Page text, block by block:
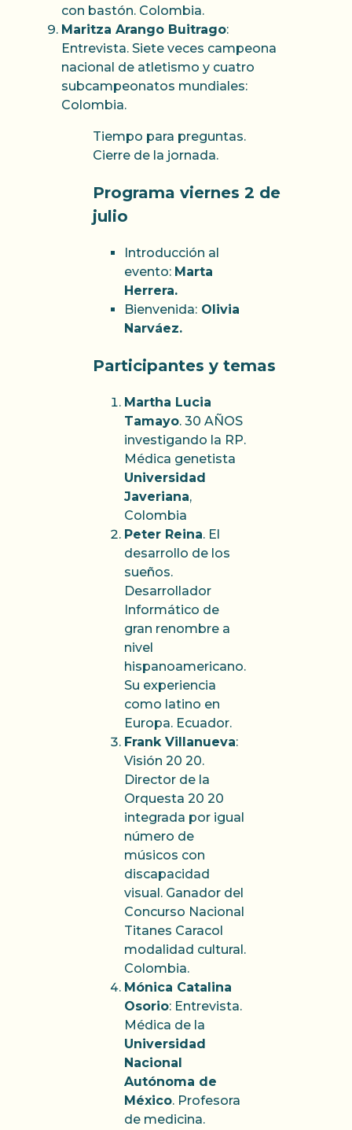
con bastón. Colombia.
Maritza Arango Buitrago:
Entrevista. Siete veces campeona
nacional de atletismo y cuatro
subcampeonatos mundiales:
Colombia.
Tiempo para preguntas.
Cierre de la jornada.
Programa viernes 2 de
julio
Introducción al
evento: Marta
Herrera.
Bienvenida: Olivia
Narváez.
Participantes y temas
Martha Lucia
Tamayo. 30 AÑOS
investigando la RP.
Médica genetista
Universidad
Javeriana,
Colombia
Peter Reina. El
desarrollo de los
sueños.
Desarrollador
Informático de
gran renombre a
nivel
hispanoamericano.
Su experiencia
como latino en
Europa. Ecuador.
Frank Villanueva:
Visión 20 20.
Director de la
Orquesta 20 20
integrada por igual
número de
músicos con
discapacidad
visual. Ganador del
Concurso Nacional
Titanes Caracol
modalidad cultural.
Colombia.
Mónica Catalina
Osorio: Entrevista.
Médica de la
Universidad
Nacional
Autónoma de
México. Profesora
de medicina.